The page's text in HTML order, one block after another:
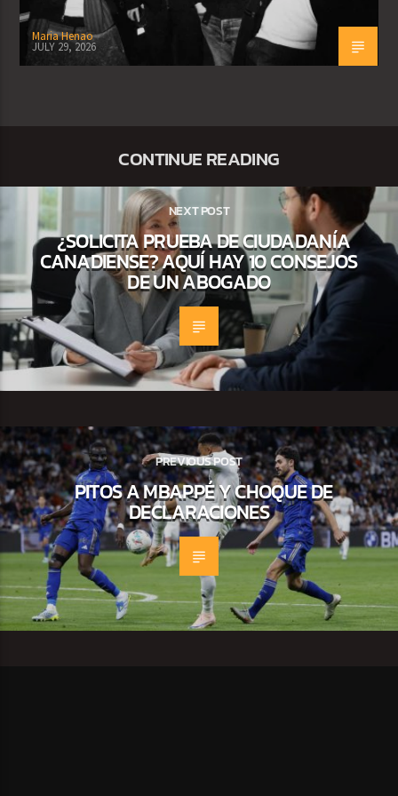
Maria Henao
JULY 29, 2026
CONTINUE READING
NEXT POST
¿SOLICITA PRUEBA DE CIUDADANÍA
CANADIENSE? AQUÍ HAY 10 CONSEJOS
DE UN ABOGADO
PREVIOUS POST
PITOS A MBAPPÉ Y CHOQUE DE
DECLARACIONES